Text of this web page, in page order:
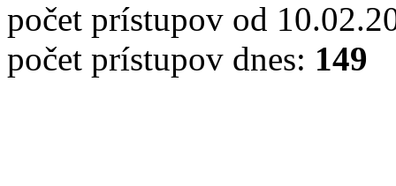
počet prístupov od
počet prístupov dnes: 149